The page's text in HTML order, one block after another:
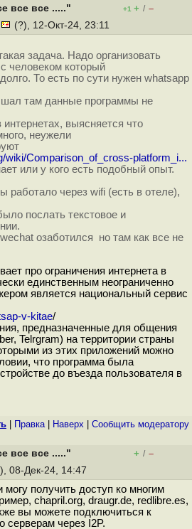
все все ....." +1 + / –
(?), 12-Окт-24, 23:11
задача. Надо организовать
человеком который
То есть по сути нужен whatsapp
там данные программы не
выясняется что
неужели
wiki/Comparison_of_cross-platform_i...
или у кого есть подобный опыт.
работало через wifi (есть в отеле),
послать текстовое и
озаботился но там как все не
про ограничения интернета в
единственным неограниченно
является национальный сервис
v-kitae/
предназначенные для общения
Telrgram) на территории страны
из этих приложений можно
что программа была
до въезда пользователя в
Правка| Наверх Cообщить модератору
все все ....." + / –
08-Дек-24, 14:47
получить доступ ко многим
chapril.org, draugr.de, redlibre.es,
вы можете подключиться к
через I2P.